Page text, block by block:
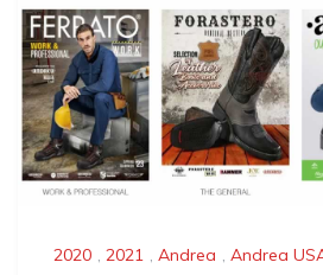
2020 , 2021 , Andrea , Andrea